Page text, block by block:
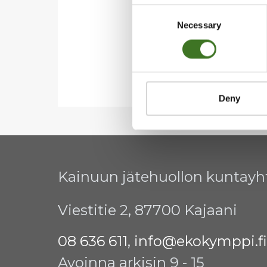
Necessary
Deny
Kainuun jätehuollon
Viestitie 2, 87700 Kajaani
08 636 611, info@ekokymppi.fi
Avoinna arkisin 9 - 15